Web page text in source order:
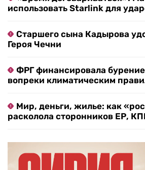
использовать Starlink для
Старшего сына Кадырова
Героя Чечни
ФРГ финансировала
вопреки климатическим
Мир, деньги, жилье: как
расколола сторонников ЕР,